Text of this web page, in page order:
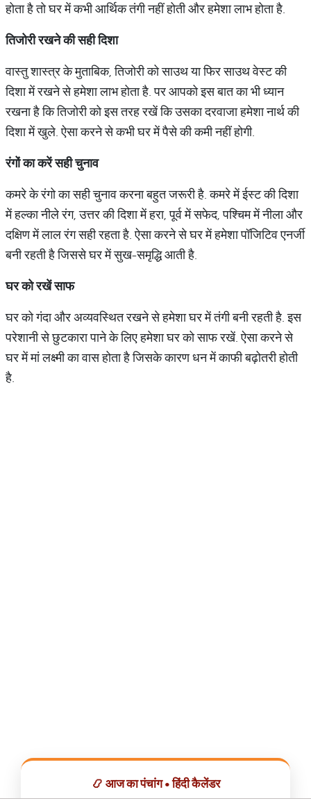
होता है तो घर में कभी आर्थिक तंगी नहीं होती और हमेशा लाभ होता है.
तिजोरी रखने की सही दिशा
वास्तु शास्त्र के मुताबिक, तिजोरी को साउथ या फिर साउथ वेस्ट की
दिशा में रखने से हमेशा लाभ होता है. पर आपको इस बात का भी ध्यान
रखना है कि तिजोरी को इस तरह रखें कि उसका दरवाजा हमेशा नार्थ की
दिशा में खुले. ऐसा करने से कभी घर में पैसे की कमी नहीं होगी.
रंगों का करें सही चुनाव
कमरे के रंगो का सही चुनाव करना बहुत जरूरी है. कमरे में ईस्ट की दिशा
में हल्का नीले रंग, उत्तर की दिशा में हरा, पूर्व में सफेद, पश्चिम में नीला और
दक्षिण में लाल रंग सही रहता है. ऐसा करने से घर में हमेशा पॉजिटिव एनर्जी
बनी रहती है जिससे घर में सुख-समृद्धि आती है.
घर को रखें साफ
घर को गंदा और अव्यवस्थित रखने से हमेशा घर में तंगी बनी रहती है. इस
परेशानी से छुटकारा पाने के लिए हमेशा घर को साफ रखें. ऐसा करने से
घर में मां लक्ष्मी का वास होता है जिसके कारण धन में काफी बढ़ोतरी होती
है.
📿 आज का पंचांग • हिंदी कैलेंडर